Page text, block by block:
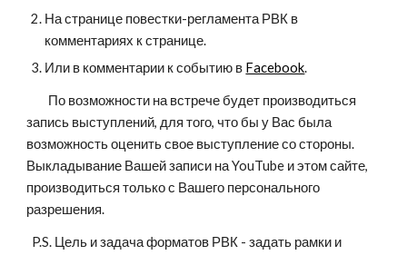
На странице повестки-регламента РВК в
комментариях к странице.
Или в комментарии к событию в Facebook.
запись выступлений, для того, что бы у Вас была
возможность оценить свое выступление со стороны.
Выкладывание Вашей записи на YouTube и этом сайте,
производиться только с Вашего персонального
разрешения.